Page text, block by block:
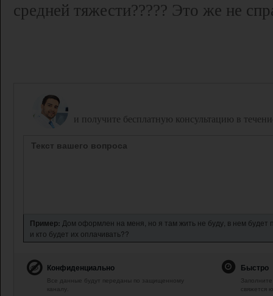
средней тяжести????? Это же не
и получите бесплатную консультацию в
Пример: Дом оформлен на меня, но я там жить не буду, в нем будет
и кто будет их оплачивать??
Конфиденциально
Все данные будут переданы по защищенному
каналу.
Быстро
свяжется